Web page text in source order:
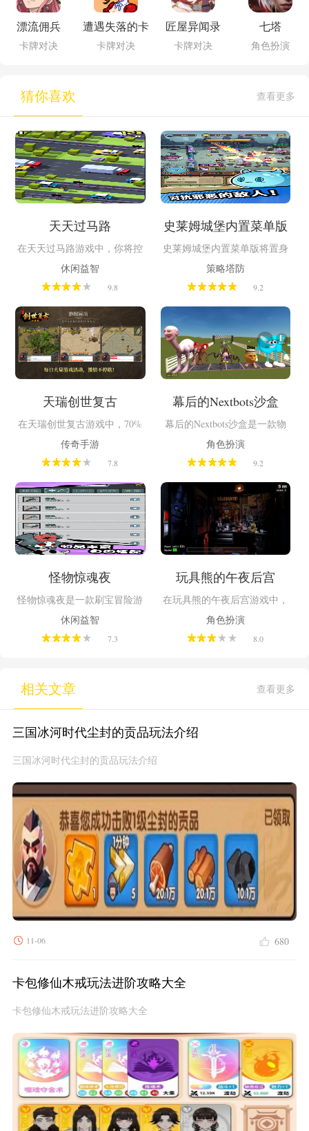
漂流佣兵
卡牌对决
遭遇失落的卡
牌
卡牌对决
匠屋异闻录
卡牌对决
七塔
角色扮演
猜你喜欢 查看更多
天天过马路
在天天过马路游戏中，你将控
制一只小鸡在川流不息的高速
公路、铁轨和河流上不断前
进，能走多远全凭你的反应和
个角色可以选择。采用像素复
古画风，每个关卡都保留了鲜
明的街机风格。支持离线游
玩、多人同屏对战。
休闲益智
9.8
史莱姆城堡内置菜单版
史莱姆城堡内置菜单版将置身
于一个满是可爱史莱姆的奇幻
城堡世界。城堡中分布着形态
各异的史莱姆，它们有的憨态
需操控角色穿梭其中，与史莱
姆互动、战斗，解锁隐藏区
域。游戏画面清新，玩法轻
松，在其中找到属于自己的快
乐。
策略塔防
9.2
天瑞创世复古
在天瑞创世复古游戏中，70%
为国服经典地图，30%还原早
期韩版隐藏地图，将BOSS刷
新机制与爆率全面升级。上线
包（附带刀刀绿毒），道士增
强月灵召唤，三职业打宝与PK
均衡。
传奇手游
7.8
幕后的Nextbots沙盒
幕后的Nextbots沙盒是一款物
理沙盒FPS游戏，你可以在一
个完全开放的3D世界里，用各
种武器、载具、盟友和模组编
50种可生成的梗角色、数十种
武器和载具、支持多人联机。
角色扮演
9.2
怪物惊魂夜
怪物惊魂夜是一款刷宝冒险游
戏，游戏中身为主角的你寿元
已尽，来到阴间后，开始了你
的冒险，再后续的冒险中了解
度，变成了如今没有规则，强
者生弱者死，没有弱者的地
位，在了解整个事情的始末，
你又会做出什么选择呢？是袖
手旁观，还是帮助十大阎罗打
休闲益智
7.3
玩具熊的午夜后宫
在玩具熊的午夜后宫游戏中，
这里有弗雷迪熊、邦尼兔、奇
卡鸡和海盗狐狸福克西，当太
阳下山，大门关闭，它们就会
在恰当时机关闭左门或右门，
用灯光驱逐试图闯入的不速之
角色扮演
8.0
相关文章 查看更多
三国冰河时代尘封的贡品玩法介绍
三国冰河时代尘封的贡品玩法介绍
11-06 680
卡包修仙木戒玩法进阶攻略大全
卡包修仙木戒玩法进阶攻略大全